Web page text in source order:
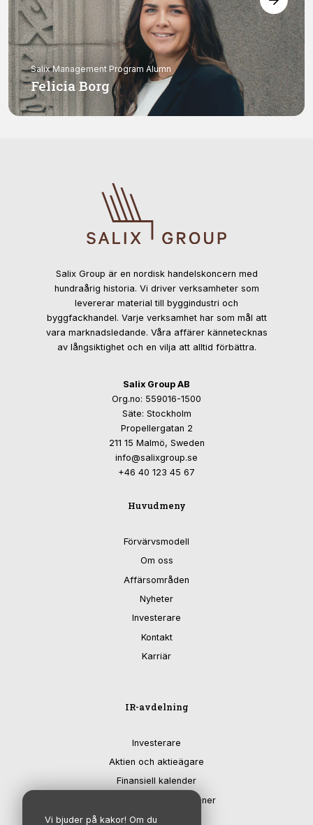
Salix Management Program Alumn
Felicia Borg
Salix Group är en nordisk handelskoncern med
hundraårig historia. Vi driver verksamheter som
levererar material till byggindustri och
byggfackhandel. Varje verksamhet har som mål att
vara marknadsledande. Våra affärer kännetecknas
av långsiktighet och en vilja att alltid förbättra.
Salix Group AB
Org.no: 559016-1500
Säte: Stockholm
Propellergatan 2
211 15 Malmö, Sweden
info@salixgroup.se
+46 40 123 45 67
Huvudmeny
Förvärvsmodell
Om oss
Affärsområden
Nyheter
Investerare
Kontakt
Karriär
IR-avdelning
Investerare
Aktien och aktieägare
Finansiell kalender
Rapporter & presentationer
Bolagsstyrning
Vi bjuder på kakor! Om du